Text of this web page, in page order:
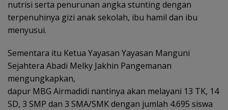
nutrisi serta penurunan angka stunting dengan
terpenuhinya gizi anak sekolah, ibu hamil dan ibu
menyusui.
Sementara itu Ketua Yayasan Yayasan Manguni
Sejahtera Abadi Melky Jakhin Pangemanan
mengungkapkan,
dapur MBG Airmadidi nantinya akan melayani 13 TK, 14
SD, 3 SMP dan 3 SMA/SMK dengan jumlah 4.695 siswa